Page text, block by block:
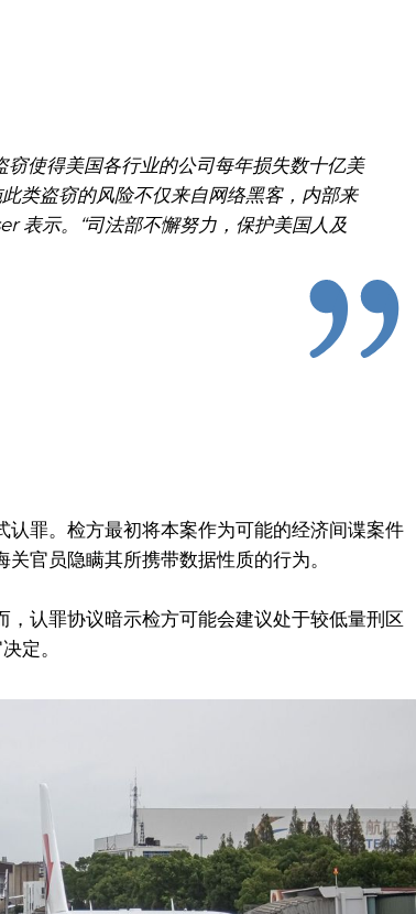
窃使得美国各行业的公司每年损失数十亿美
类盗窃的风险不仅来自网络黑客，内部来
表示。“司法部不懈努力，保护美国人及
罪。检方最初将本案作为可能的经济间谍案件
官员隐瞒其所携带数据性质的行为。
认罪协议暗示检方可能会建议处于较低量刑区
定。